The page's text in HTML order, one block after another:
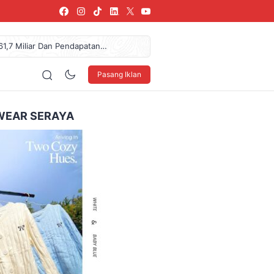
Miliar Dan Pendapatan
SPPG Karangturi
Donasi Rp36,57 Juta
Ke XXXV Di Makassar
Pasang Iklan
SERAYA